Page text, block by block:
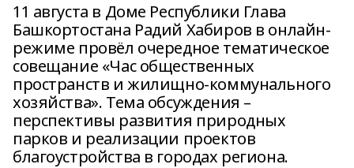
11 августа в Доме Республики Глава
Башкортостана Радий Хабиров в онлайн-
режиме провёл очередное тематическое
совещание «Час общественных
пространств и жилищно-коммунального
хозяйства». Тема обсуждения –
перспективы развития природных
парков и реализации проектов
благоустройства в городах региона.